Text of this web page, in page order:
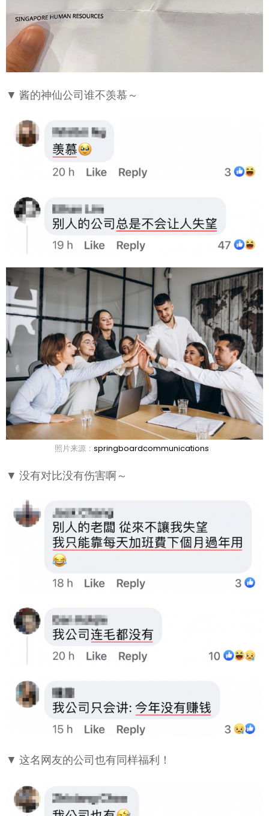
▼ 酱的神仙公司谁不羡慕～
照片来源： springboardcommunications
▼ 没有对比没有伤害啊～
▼ 这名网友的公司也有同样福利！